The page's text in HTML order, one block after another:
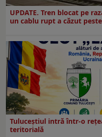
UPDATE. Tren blocat pe
un cablu rupt a căzut
Tuluceștiul intră într-o
teritorială